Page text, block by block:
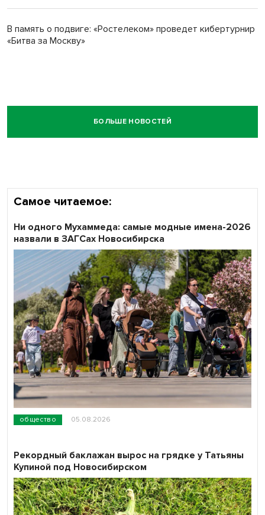
В память о подвиге: «Ростелеком» проведет кибертурнир
«Битва за Москву»
БОЛЬШЕ НОВОСТЕЙ
Самое читаемое:
общество 05.08.2026
Ни одного Мухаммеда: самые модные имена-2026
назвали в ЗАГСах Новосибирска
Рекордный баклажан вырос на грядке у Татьяны
Купиной под Новосибирском